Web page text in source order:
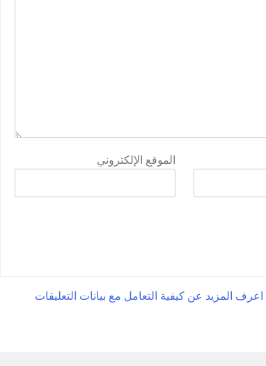
الموقع الإلكتروني
اعرف المزيد عن كيفية التعامل مع بيانات التعليقات